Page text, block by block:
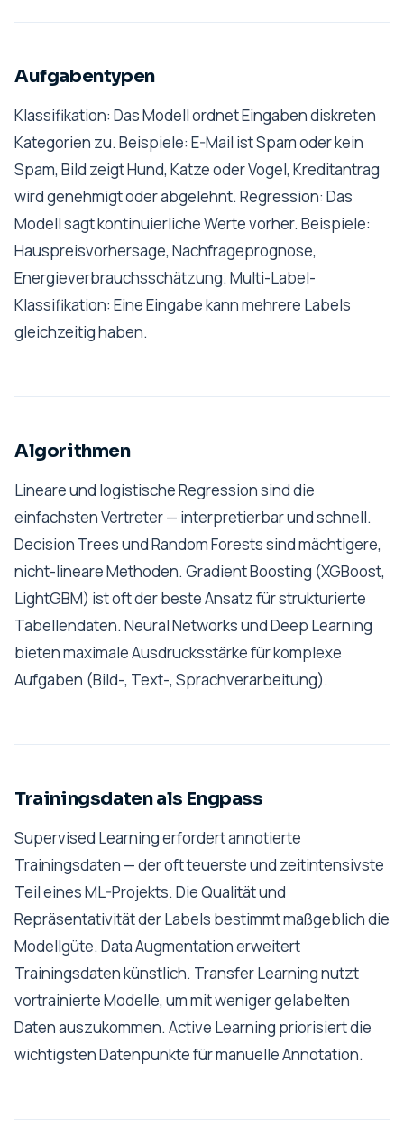
Aufgabentypen
Klassifikation: Das Modell ordnet Eingaben diskreten
Kategorien zu. Beispiele: E-Mail ist Spam oder kein
Spam, Bild zeigt Hund, Katze oder Vogel, Kreditantrag
wird genehmigt oder abgelehnt. Regression: Das
Modell sagt kontinuierliche Werte vorher. Beispiele:
Hauspreisvorhersage, Nachfrageprognose,
Energieverbrauchsschätzung. Multi-Label-
Klassifikation: Eine Eingabe kann mehrere Labels
gleichzeitig haben.
Algorithmen
Lineare und logistische Regression sind die
einfachsten Vertreter — interpretierbar und schnell.
Decision Trees und Random Forests sind mächtigere,
nicht-lineare Methoden. Gradient Boosting (XGBoost,
LightGBM) ist oft der beste Ansatz für strukturierte
Tabellendaten. Neural Networks und Deep Learning
bieten maximale Ausdrucksstärke für komplexe
Aufgaben (Bild-, Text-, Sprachverarbeitung).
Trainingsdaten als Engpass
Supervised Learning erfordert annotierte
Trainingsdaten — der oft teuerste und zeitintensivste
Teil eines ML-Projekts. Die Qualität und
Repräsentativität der Labels bestimmt maßgeblich die
Modellgüte. Data Augmentation erweitert
Trainingsdaten künstlich. Transfer Learning nutzt
vortrainierte Modelle, um mit weniger gelabelten
Daten auszukommen. Active Learning priorisiert die
wichtigsten Datenpunkte für manuelle Annotation.